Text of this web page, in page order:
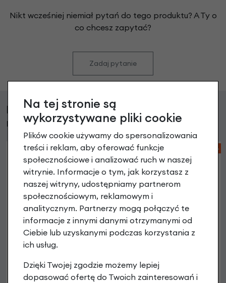
Nikt wcześniej niemiał pytań do tego produktu? A Ty o
co chcesz zapytać?
Zadaj pytanie
Klienci, którzy kupili ten produkt wybrali
również
-26%
KOGA SuperMetro na pasku zębatym
Na tej stronie są
wykorzystywane pliki cookie
Plików cookie używamy do spersonalizowania
treści i reklam, aby oferować funkcje
społecznościowe i analizować ruch w naszej
witrynie. Informacje o tym, jak korzystasz z
naszej witryny, udostępniamy partnerom
społecznościowym, reklamowym i
analitycznym. Partnerzy mogą połączyć te
informacje z innymi danymi otrzymanymi od
Ciebie lub uzyskanymi podczas korzystania z
ich usług.
Dzięki Twojej zgodzie możemy lepiej
dopasować ofertę do Twoich zainteresowań i